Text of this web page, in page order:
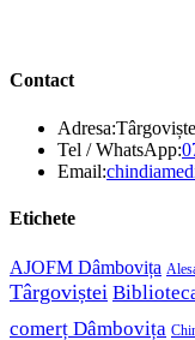
Contact
Adresa:
Tel / WhatsApp:
Email:
Etichete
AJOFM Dâmbovița
Târgoviștei
comerț Dâmbovița